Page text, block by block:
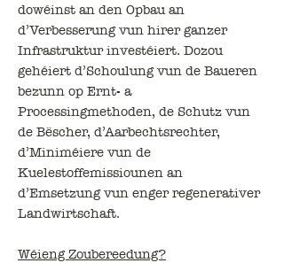
dowéinst an den Opbau an
d’Verbesserung vun hirer ganzer
Infrastruktur investéiert. Dozou
gehéiert d’Schoulung vun de Baueren
bezunn op Ernt- a
Processingmethoden, de Schutz vun
de Bëscher, d’Aarbechtsrechter,
d’Miniméiere vun de
Kuelestoffemissiounen an
d’Emsetzung vun enger regenerativer
Landwirtschaft.
Wéieng Zoubereedung?